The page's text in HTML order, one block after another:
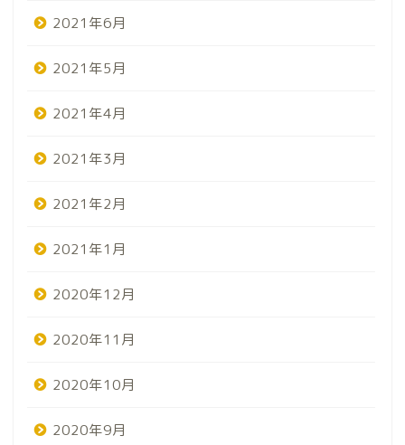
2021年6月
2021年5月
2021年4月
2021年3月
2021年2月
2021年1月
2020年12月
2020年11月
2020年10月
2020年9月